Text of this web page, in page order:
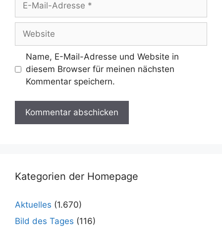
Adresse
Website
Name, E-Mail-Adresse und Website in
diesem Browser für meinen nächsten
Kommentar speichern.
Kategorien der Homepage
Aktuelles (1.670)
Bild des Tages (116)